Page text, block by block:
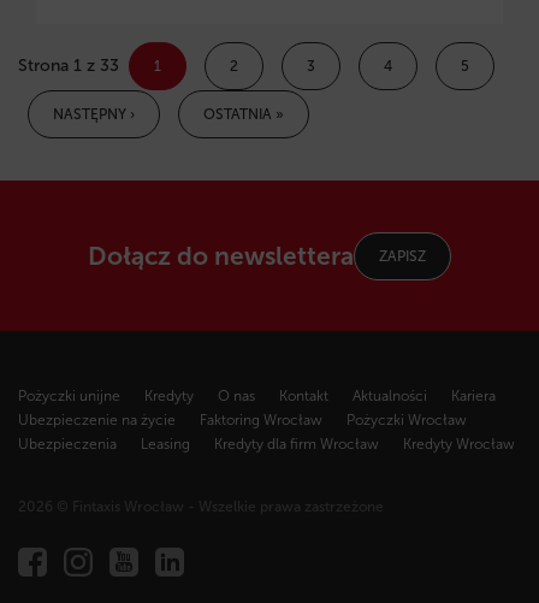
Strona 1 z 33 1 2 3 4 5
NASTĘPNY › OSTATNIA »
Dołącz do newslettera ZAPISZ
Pożyczki unijne Kredyty O nas Kontakt Aktualności
Kariera
Ubezpieczenie na życie
Faktoring Wrocław
Pożyczki Wrocław
Ubezpieczenia
Leasing Kredyty dla firm Wrocław Kredyty Wrocław
2026 © Fintaxis Wrocław - Wszelkie prawa zastrzeżone